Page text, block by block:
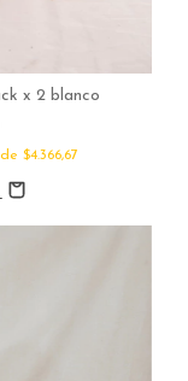
x 2 blanco
de$4.366,67